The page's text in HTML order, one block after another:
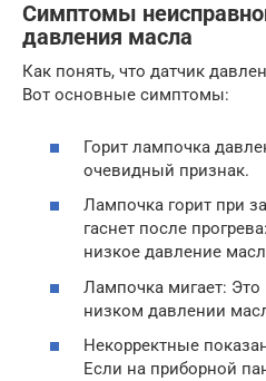
Симптомы
давления масла
Как понять, что датчик
Вот основные симптомы:
Горит лампочка
очевидный признак.
Лампочка горит при
гаснет после
низкое давление
Лампочка мигает: Это
низком давлении
Некорректные
Если на приборной